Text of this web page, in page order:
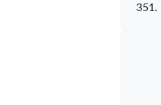
351.